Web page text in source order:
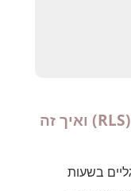
מה זה רגליים חסרות מנוחה (RLS) ואיך זה
בשעות